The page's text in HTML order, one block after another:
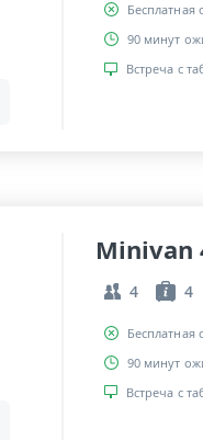
Бесплатная
90 минут
Встреча с
Minivan
4 4
Бесплатная
90 минут
Встреча с